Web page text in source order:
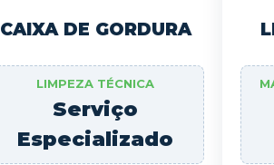
CAIXA DE GORDURA
LIMPEZA TÉCNICA
Serviço
Especializado